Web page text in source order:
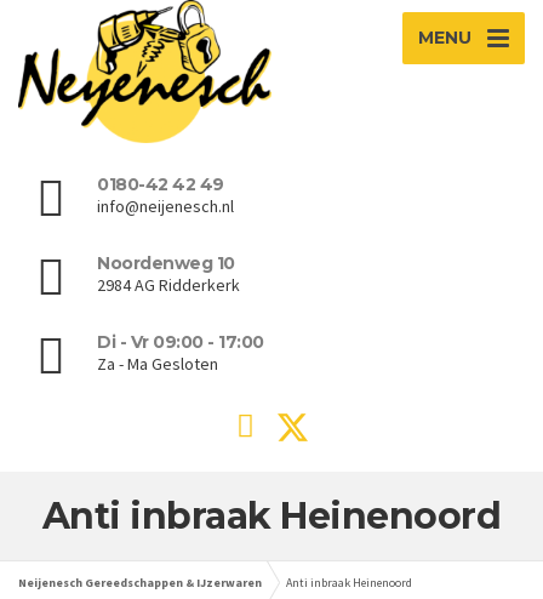
MENU
0180-42 42 49
info@neijenesch.nl
Noordenweg 10
2984 AG Ridderkerk
Di - Vr 09:00 - 17:00
Za - Ma Gesloten
Anti inbraak Heinenoord
Neijenesch Gereedschappen & IJzerwaren Anti inbraak Heinenoord